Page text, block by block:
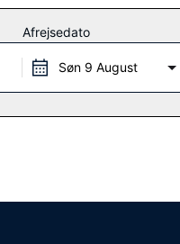
Restaurant, eller
Morgenmad tilberedt
Afrejsedato
Søn 9 August